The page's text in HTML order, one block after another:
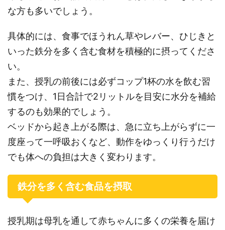
な方も多いでしょう。
具体的には、食事でほうれん草やレバー、ひじきと
いった鉄分を多く含む食材を積極的に摂ってくださ
い。
また、授乳の前後には必ずコップ1杯の水を飲む習
慣をつけ、1日合計で2リットルを目安に水分を補給
するのも効果的でしょう。
ベッドから起き上がる際は、急に立ち上がらずに一
度座って一呼吸おくなど、動作をゆっくり行うだけ
でも体への負担は大きく変わります。
鉄分を多く含む食品を摂取
授乳期は母乳を通して赤ちゃんに多くの栄養を届け